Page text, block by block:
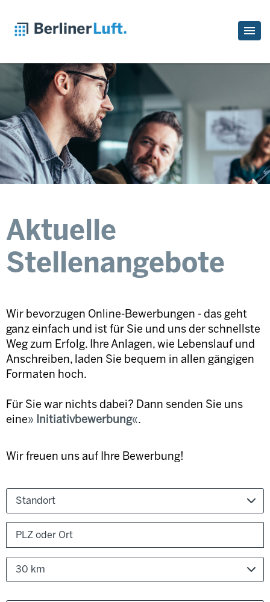
Aktuelle
Stellenangebote
Wir bevorzugen Online-Bewerbungen - das geht
ganz einfach und ist für Sie und uns der schnellste
Weg zum Erfolg. Ihre Anlagen, wie Lebenslauf und
Anschreiben, laden Sie bequem in allen gängigen
Formaten hoch.
Für Sie war nichts dabei? Dann senden Sie uns
eine
Initiativbewerbung .
Wir freuen uns auf Ihre Bewerbung!
Standort
30 km